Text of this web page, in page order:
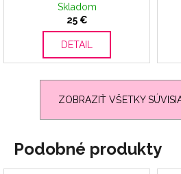
Skladom
25 €
DETAIL
ZOBRAZIŤ VŠETKY
Podobné produkty